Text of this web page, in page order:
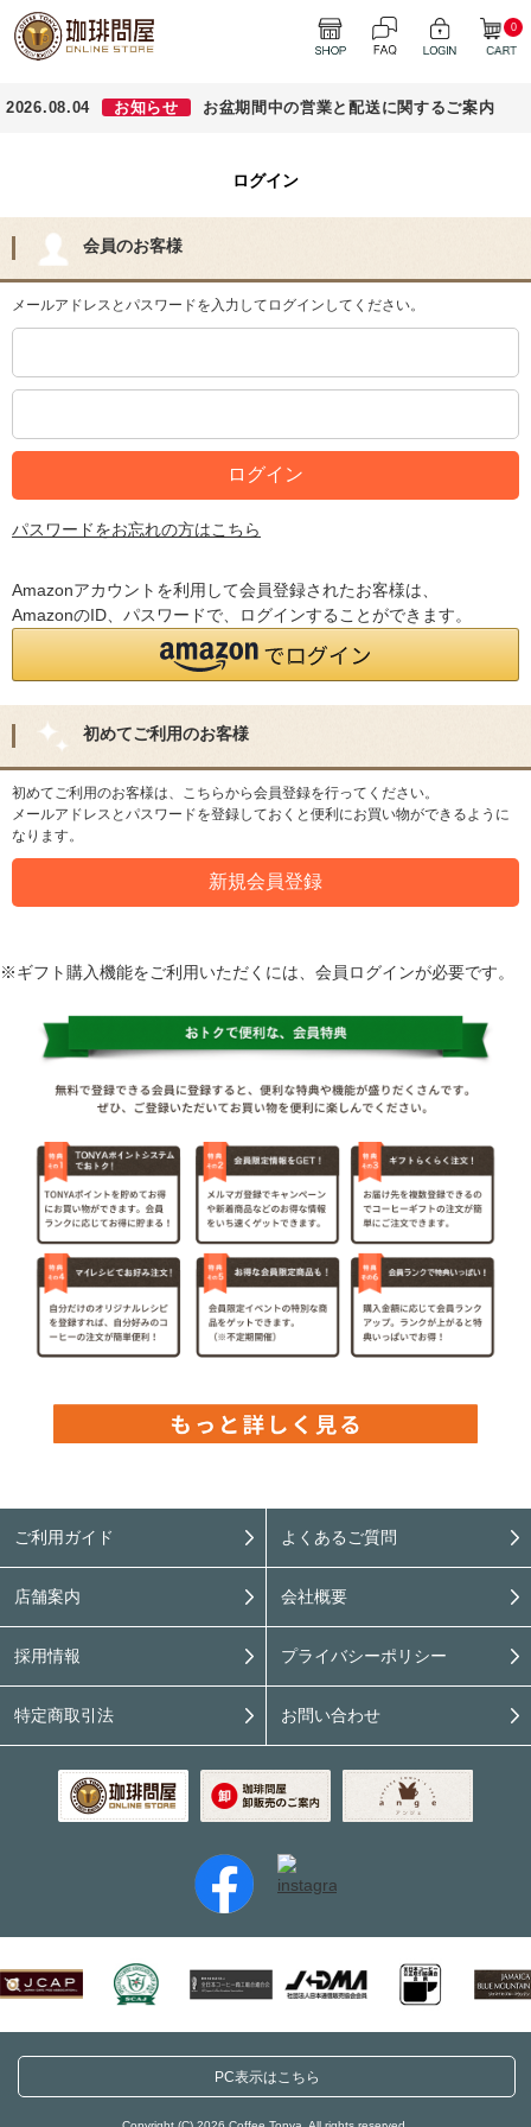
0
2026.08.04 お知らせ お盆期間中の営業と配送に関するご案内
ログイン
会員のお客様
メールアドレスとパスワードを入力してログインしてください。
パスワードをお忘れの方はこちら
Amazonアカウントを利用して会員登録されたお客様は、
AmazonのID、パスワードで、ログインすることができます。
初めてご利用のお客様
初めてご利用のお客様は、こちらから会員登録を行ってください。
メールアドレスとパスワードを登録しておくと便利にお買い物ができるように
なります。
※ギフト購入機能をご利用いただくには、会員ログインが必要です。
ご利用ガイド よくあるご質問
店舗案内 会社概要
採用情報 プライバシーポリシー
特定商取引法 お問い合わせ
PC表示はこちら